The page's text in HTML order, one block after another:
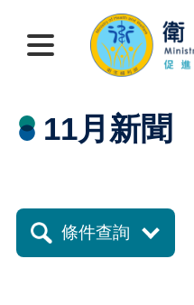
11月新聞
條件查詢